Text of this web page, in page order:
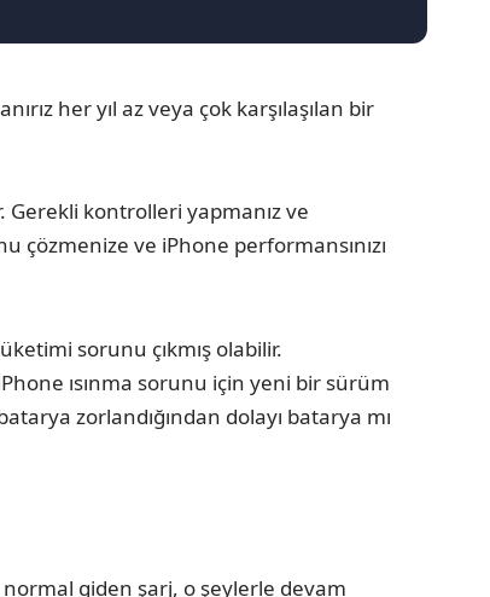
her yıl az veya çok karşılaşılan bir
Gerekli kontrolleri yapmanız ve
çözmenize ve iPhone performansınızı
sorunu çıkmış olabilir.
ısınma sorunu için yeni bir sürüm
zorlandığından dolayı batarya mı
giden şarj, o şeylerle devam